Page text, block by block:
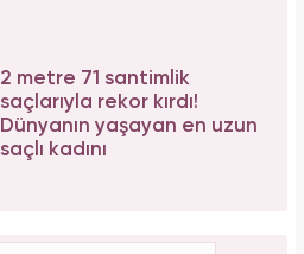
2 metre 71 santimlik
saçlarıyla rekor kırdı!
Dünyanın yaşayan en uzun
saçlı kadını